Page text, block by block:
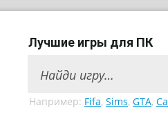
Лучшие игры для ПК
Например: Fifa, Sims, GTA,